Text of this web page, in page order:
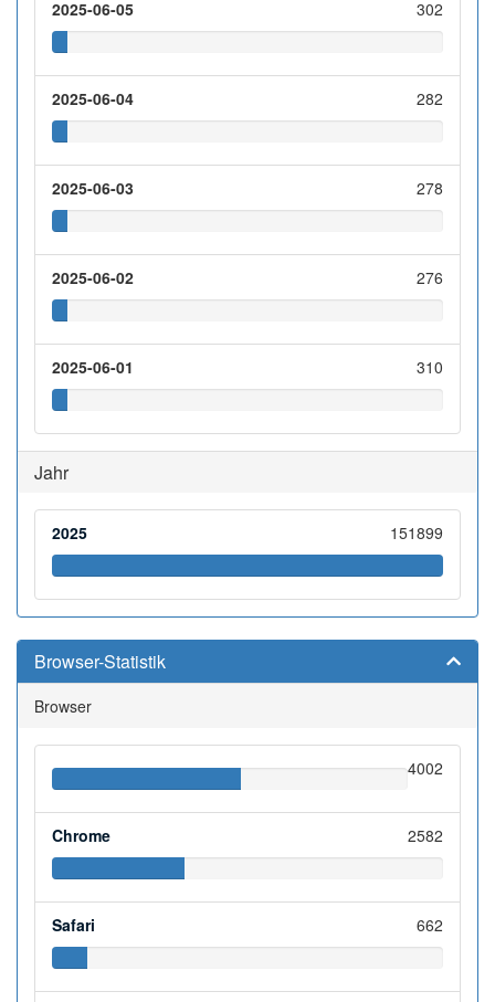
2025-06-05 302
2025-06-04 282
2025-06-03 278
2025-06-02 276
2025-06-01 310
Jahr
2025 151899
Browser-Statistik
Browser
4002
Chrome 2582
Safari 662